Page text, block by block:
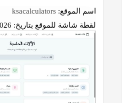
اسم الموقع:
لقطة شاشة للموقع بتاريخ: